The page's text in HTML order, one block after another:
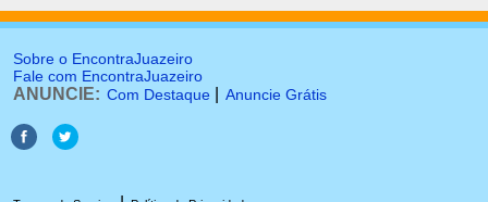
Sobre o EncontraJuazeiro
Fale com EncontraJuazeiro
ANUNCIE: Com Destaque Anuncie Grátis